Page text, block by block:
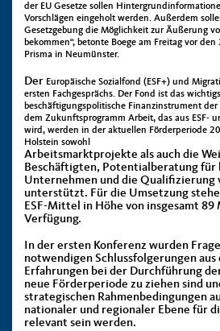
der EU Gesetze sollen
Vorschlägen eingeholt werden. Außerdem
Gesetzgebung die Möglichkeit zur Äußerung
bekommen“, betonte Boege am Freitag vor
Prisma in Neumünster.
Der Europäische Sozialfond (ESF+) und
ersten Fachgesprächs. Der Fond ist das
beschäftigungspolitische Finanzinstrument
dem Zukunftsprogramm Arbeit, das aus ESF-
wird, werden in der aktuellen Förderperiode
Holstein sowohl
Arbeitsmarktprojekte als auch die
Beschäftigten, Potentialberatung
Unternehmen und die Qualifizierung
unterstützt. Für die Umsetzung
ESF-Mittel in Höhe von insgesamt
Verfügung.
In der ersten Konferenz wurden
notwendigen Schlussfolgerungen aus
Erfahrungen bei der Durchführung
neue Förderperiode zu ziehen sind
strategischen Rahmenbedingungen
nationaler und regionaler Ebene für
relevant sein werden.